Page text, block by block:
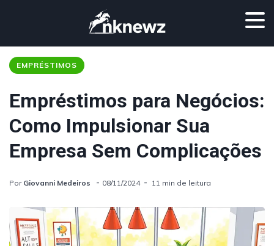
EMPRÉSTIMOS
Empréstimos para Negócios:
Como Impulsionar Sua
Empresa Sem Complicações
Por Giovanni Medeiros 08/11/2024 11 min de leitura